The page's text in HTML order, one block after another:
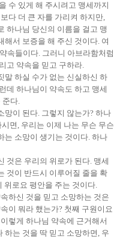
수 있게 해 주시려고 맹세까지
다 더 큰 자를 가리켜 하지만,
하나님 당신의 이름을 걸고 맹
서 보증을 해 주신 것이다. 여
속들이다. 그러니 아브라함처럼
고 약속을 믿고 구하라.
말 하실 수가 없는 신실하신 하
데 하나님이 약속도 하고 맹세
준다.
망이 된다. 그렇지 않는가? 하나
면, 우리는 이제 나는 무슨 무슨
는 소망이 생기는 것이다. 하나
것은 우리의 위로가 된다. 맹세
것이 반드시 이루어질 줄을 확
위로요 평안을 주는 것이다.
하신 것을 믿고 소망하는 것은
이 뭐라 했는가? 첫째 구원이요
렇게 하나님 약속에 근거해서
하는 것을 딱 믿고 소망하면, 우